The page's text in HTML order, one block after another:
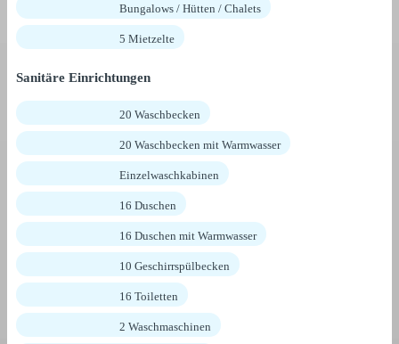
Bungalows / Hütten / Chalets
5 Mietzelte
Sanitäre Einrichtungen
20 Waschbecken
20 Waschbecken mit Warmwasser
Einzelwaschkabinen
16 Duschen
16 Duschen mit Warmwasser
10 Geschirrspülbecken
16 Toiletten
2 Waschmaschinen